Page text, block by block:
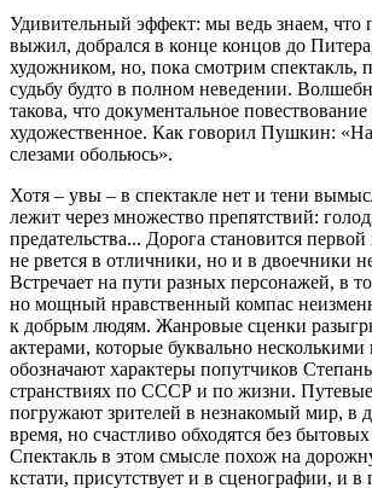
Удивительный эффект: мы ведь знаем, что
выжил, добрался в конце концов до
художником, но, пока смотрим спектакль,
судьбу будто в полном неведении.
такова, что документальное
художественное. Как говорил Пушкин:
слезами обольюсь».
Хотя – увы – в спектакле нет и тени
лежит через множество препятствий:
предательства... Дорога становится
не рвется в отличники, но и в двоечники
Встречает на пути разных персонажей, в
но мощный нравственный компас
к добрым людям. Жанровые сценки
актерами, которые буквально
обозначают характеры попутчиков
странствиях по СССР и по жизни. Путевые
погружают зрителей в незнакомый мир, в
время, но счастливо обходятся без
Спектакль в этом смысле похож на
кстати, присутствует и в сценографии, и